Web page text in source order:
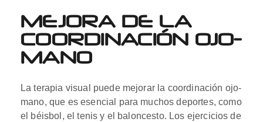
MEJORA DE LA
COORDINACIÓN OJO-
MANO
La terapia visual puede mejorar la coordinación ojo-
mano, que es esencial para muchos deportes, como
el béisbol, el tenis y el baloncesto. Los ejercicios de